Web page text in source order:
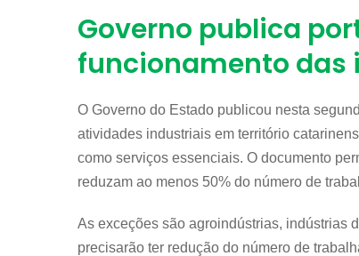
Governo publica
funcionamento das
O Governo do Estado publicou nesta
atividades industriais em território
como serviços essenciais. O documento
reduzam ao menos 50% do número de
As exceções são agroindústrias, indústrias
precisarão ter redução do número de